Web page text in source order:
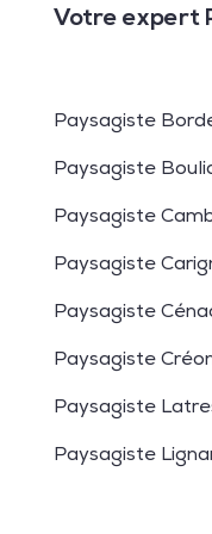
Votre expert
Paysagiste
Paysagiste
Paysagiste
Paysagiste
Paysagiste
Paysagiste
Paysagiste
Paysagiste